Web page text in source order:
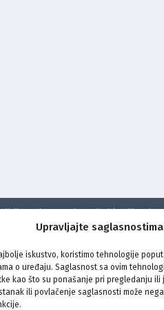
Upravljajte saglasnostima
iskustvo, koristimo tehnologije
o uređaju. Saglasnost sa ovim
kao što su ponašanje pri pregledanju ili
ili povlačenje saglasnosti može
privatnosti Uvjeti korištenja